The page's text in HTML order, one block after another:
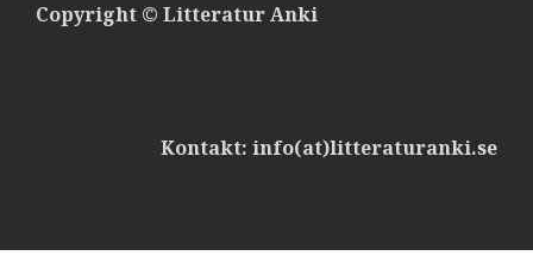
Copyright © Litteratur Anki
Kontakt: info(at)litteraturanki.se